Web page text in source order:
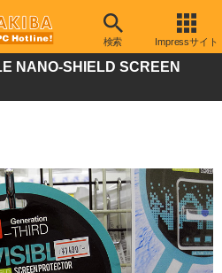
検索 Impressサイト
NANO-SHIELD SCREEN